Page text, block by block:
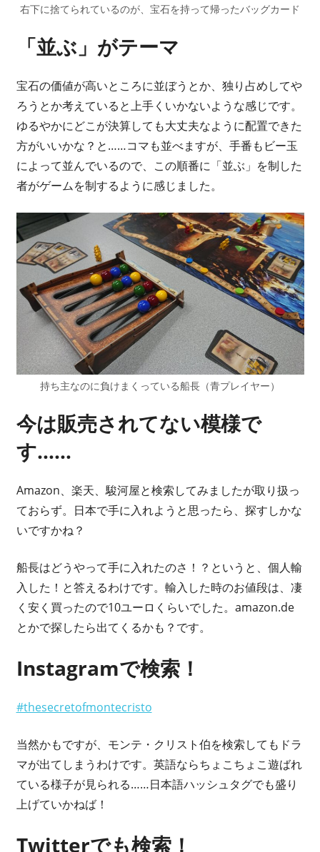
右下に捨てられているのが、宝石を持って帰ったバッグカード
「並ぶ」がテーマ
宝石の価値が高いところに並ぼうとか、独り占めしてや
ろうとか考えていると上手くいかないような感じです。
ゆるやかにどこが決算しても大丈夫なように配置できた
方がいいかな？と……コマも並べますが、手番もビー玉
によって並んでいるので、この順番に「並ぶ」を制した
者がゲームを制するように感じました。
持ち主なのに負けまくっている船長（青プレイヤー）
今は販売されてない模様で
す……
Amazon、楽天、駿河屋と検索してみましたが取り扱っ
ておらず。日本で手に入れようと思ったら、探すしかな
いですかね？
船長はどうやって手に入れたのさ！？というと、個人輸
入した！と答えるわけです。輸入した時のお値段は、凄
く安く買ったので10ユーロくらいでした。amazon.de
とかで探したら出てくるかも？です。
Instagramで検索！
#thesecretofmontecristo
当然かもですが、モンテ・クリスト伯を検索してもドラ
マが出てしまうわけです。英語ならちょこちょこ遊ばれ
ている様子が見られる……日本語ハッシュタグでも盛り
上げていかねば！
Twitterでも検索！